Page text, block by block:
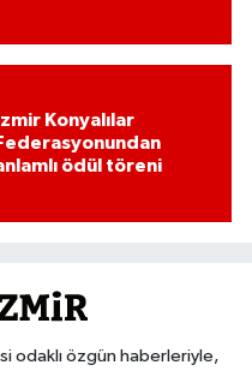
İzmir Konyalılar
ödül töreni
odaklı özgün haberleriyle,